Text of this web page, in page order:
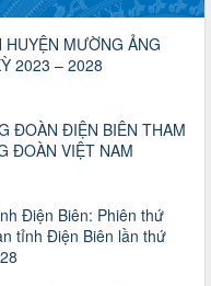
về sắp xếp tổ chức bộ
động hiệu lực, hiệu
và hoạt động của
MƯỜNG ẢNG
2023 – 2028
ĐOÀN ĐIỆN BIÊN THAM
ĐOÀN VIỆT NAM
Điện Biên: Phiên thứ
tỉnh Điện Biên lần thứ